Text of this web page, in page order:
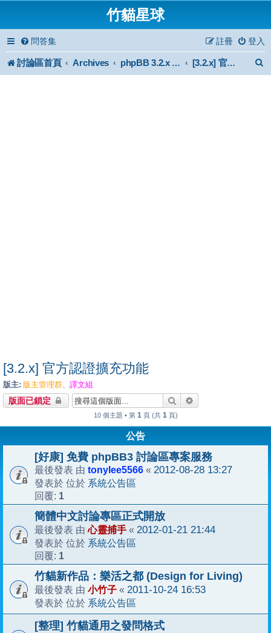
竹貓星球
問答集 登入
註冊
討論區首頁 Archives phpBB 3.2.x Forum Archive [3.2.x] 官方認證擴充功能
[3.2.x] 官方認證擴充功能
版主: 版主管理群、 譯文組
版面已鎖定 搜尋
10 個主題 • 第 1 頁 (共 1 頁)
公告
[好康] 免費 phpBB3 討論區專案服務
最後發表 由 tonylee5566 « 2012-08-28 13:27
發表於 位於 系統公告區
回覆: 1
簡體中文討論專區正式開放
最後發表 由心靈捕手 « 2012-01-21 21:44
發表於 位於 系統公告區
回覆: 1
竹貓新作品：樂活之都 (Design for Living)
最後發表 由 小竹子 « 2011-10-24 16:53
發表於 位於 系統公告區
[整理] 竹貓通用之發問格式